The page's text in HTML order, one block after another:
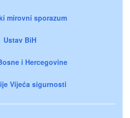
mirovni sporazum
Ustav BiH
i Hercegovine
Vijeća sigurnosti